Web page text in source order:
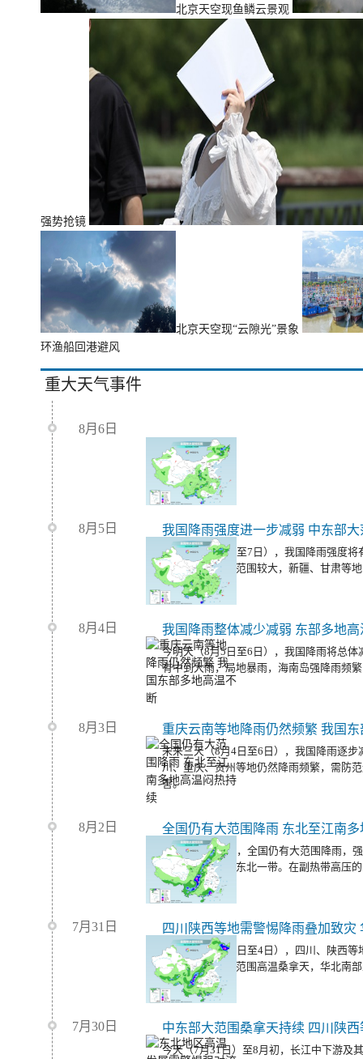
北京天空现鱼鳞云景观
强势抢镜
北京天空现“云隙光”景象
环渔船回港避风
重大天气事件
8月6日
今明天（8月6日至7日），我国降雨强度
同时，我国高温范围较大，新疆、甘肃等
大范围桑拿天。
8月5日
我国降雨整体减少减弱 东部多地
今明天（8月5日至6日），我国降雨将总
有中到大雨，局地暴雨，海南岛强降雨频
8月4日
重庆云南等地降雨仍然频繁 我国
未来三天（8月4日至6日），我国降雨逐
川、重庆、贵州等地仍然降雨频繁，需防
害。
8月3日
全国仍有大范围降雨 东北至江南
今天（8月3日），全国仍有大范围降雨，
区东部至华北、东北一带。在副热带高压
热天气持续。
8月2日
今起三天（8月2日至4日），四川、陕西
国中东部仍有大范围高温桑拿天，华北南
7月31日
中东部大范围桑拿天持续 四川陕
今天（7月31日）至8月初，长江中下游及
7月30日